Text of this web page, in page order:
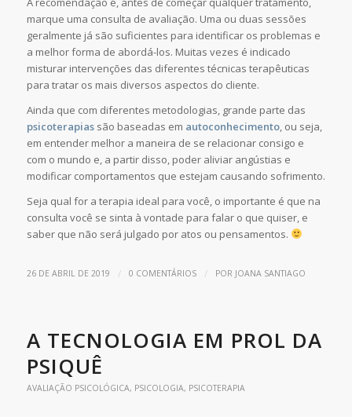
marque uma consulta de avaliação. Uma ou duas sessões
geralmente já são suficientes para identificar os problemas e
a melhor forma de abordá-los. Muitas vezes é indicado
misturar intervenções das diferentes técnicas terapêuticas
para tratar os mais diversos aspectos do cliente.
Ainda que com diferentes metodologias, grande parte das
psicoterapiassão baseadas em autoconhecimento, ou seja,
em entender melhor a maneira de se relacionar consigo e
com o mundo e, a partir disso, poder aliviar angústias e
modificar comportamentos que estejam causando sofrimento.
Seja qual for a terapia ideal para você, o importante é que na
consulta você se sinta à vontade para falar o que quiser, e
saber que não será julgado por atos ou pensamentos.
26 DE ABRIL DE 2019 / 0 COMENTÁRIOS / POR JOANA SANTIAGO
A TECNOLOGIA EM PROL DA
PSIQUÊ
AVALIAÇÃO PSICOLÓGICA, PSICOLOGIA, PSICOTERAPIA